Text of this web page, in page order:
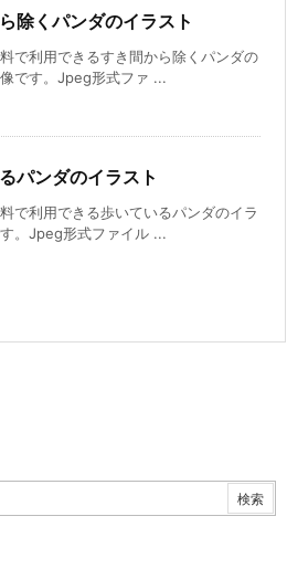
除くパンダのイラスト
で利用できるすき間から除くパンダの
です。Jpeg形式ファ ...
パンダのイラスト
で利用できる歩いているパンダのイラ
。Jpeg形式ファイル ...